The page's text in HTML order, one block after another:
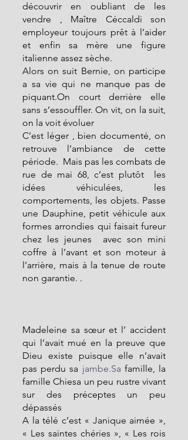
découvrir en oubliant de les
vendre , Maître Céccaldi son
employeur toujours prêt à l’aider
et enfin sa mère une figure
italienne assez sèche.
Alors on suit Bernie, on participe
a sa vie qui ne manque pas de
piquant.On court derrière elle
sans s’essouffler. On vit, on la suit,
on la voit évoluer
C’est léger , bien documenté, on
retrouve l’ambiance de cette
période.  Mais pas les combats de
rue de mai 68, c’est plutôt  les
idées véhiculées, les
comportements, les objets. Passe
une Dauphine, petit véhicule aux
formes arrondies qui faisait fureur
chez les jeunes  avec son mini
coffre à l’avant et son moteur à
l’arrière, mais à la tenue de route
non garantie. .
Madeleine sa sœur et l’ accident
qui l’avait mué en la preuve que
Dieu existe puisque elle n’avait
pas perdu sa jambe.Sa famille, la
famille Chiesa un peu rustre vivant
sur des préceptes un peu
dépassés
A la télé c’est « Janique aimée »,
« Les saintes chéries », « Les rois